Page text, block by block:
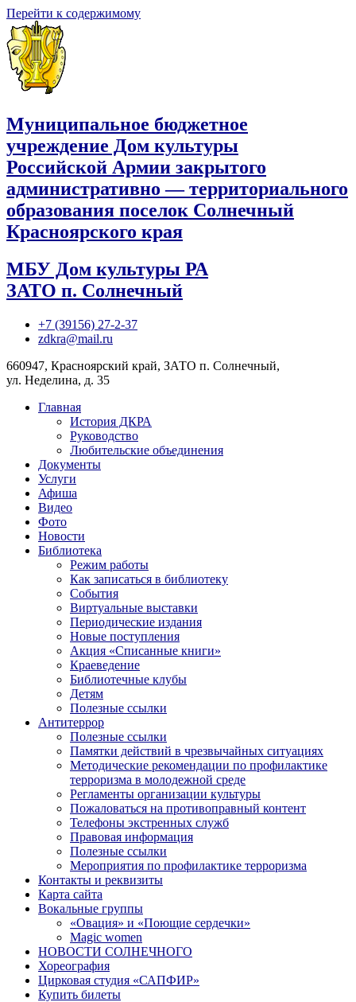
Перейти к содержимому
Муниципальное бюджетное
учреждение Дом культуры
Российской Армии закрытого
административно — территориального
образования поселок Солнечный
Красноярского края
МБУ Дом культуры РА
ЗАТО п. Солнечный
+7 (39156) 27-2-37
zdkra@mail.ru
660947, Красноярский край, ЗАТО п. Солнечный,
ул. Неделина, д. 35
Главная
История ДКРА
Руководство
Любительские объединения
Документы
Услуги
Афиша
Видео
Фото
Новости
Библиотека
Режим работы
Как записаться в библиотеку
События
Виртуальные выставки
Периодические издания
Новые поступления
Акция «Списанные книги»
Краеведение
Библиотечные клубы
Детям
Полезные ссылки
Антитеррор
Полезные ссылки
Памятки действий в чрезвычайных ситуациях
Методические рекомендации по профилактике
терроризма в молодежной среде
Регламенты организации культуры
Пожаловаться на противоправный контент
Телефоны экстренных служб
Правовая информация
Полезные ссылки
Мероприятия по профилактике терроризма
Контакты и реквизиты
Карта сайта
Вокальные группы
«Овация» и «Поющие сердечки»
Magic women
НОВОСТИ СОЛНЕЧНОГО
Хореография
Цирковая студия «САПФИР»
Купить билеты